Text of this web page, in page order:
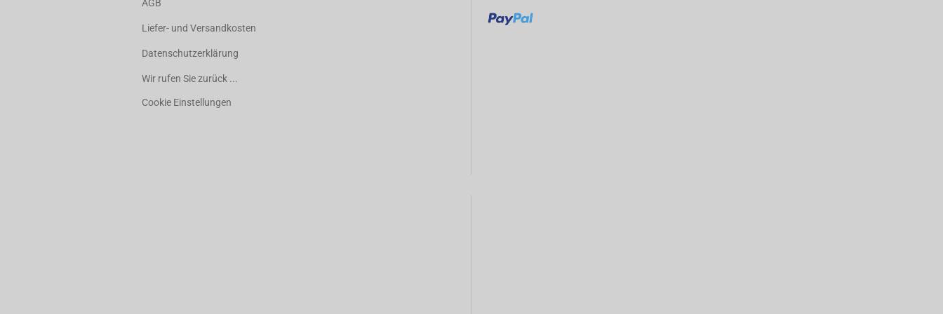
AGB
Liefer- und Versandkosten
Datenschutzerklärung
Wir rufen Sie zurück ...
Cookie Einstellungen